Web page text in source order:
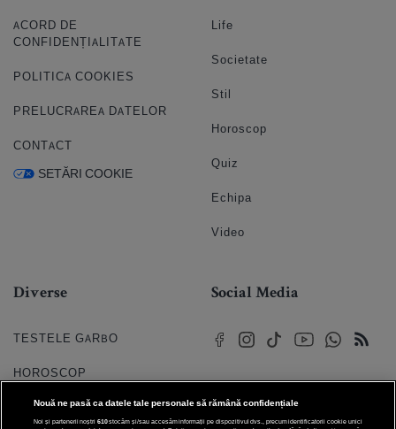
ACORD DE
CONFIDENȚIALITATE
POLITICA COOKIES
PRELUCRAREA DATELOR
CONTACT
SETĂRI COOKIE
Life
Societate
Stil
Horoscop
Quiz
Echipa
Video
Diverse
TESTELE GARBO
HOROSCOP
HOROSCOPUL IUBIRII
Social Media
Nouă ne pasă ca datele tale personale să rămână confidențiale
Noi și partenerii noștri 610stocăm și/sau accesăm informații pe dispozitivul dvs., precum identificatorii cookie unici